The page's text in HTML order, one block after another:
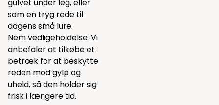
gulvet under leg, eller
som en tryg rede til
dagens små lure.
Nem vedligeholdelse: Vi
anbefaler at tilkøbe et
betræk for at beskytte
reden mod gylp og
uheld, så den holder sig
frisk i længere tid.